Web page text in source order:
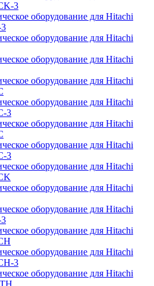
3
оборудование для Hitachi
оборудование для Hitachi
оборудование для Hitachi
оборудование для Hitachi
оборудование для Hitachi
3
оборудование для Hitachi
оборудование для Hitachi
3
оборудование для Hitachi
оборудование для Hitachi
оборудование для Hitachi
оборудование для Hitachi
оборудование для Hitachi
3
оборудование для Hitachi